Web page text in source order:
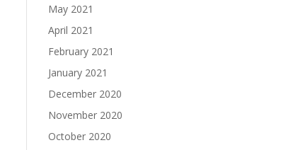
May 2021
April 2021
February 2021
January 2021
December 2020
November 2020
October 2020